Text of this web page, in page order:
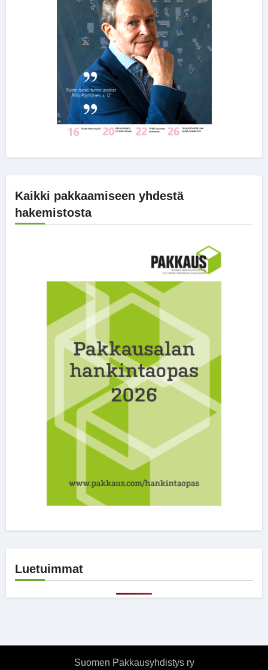
Kaikki pakkaamiseen yhdestä
hakemistosta
Luetuimmat
Suomen Pakkausyhdistys ry